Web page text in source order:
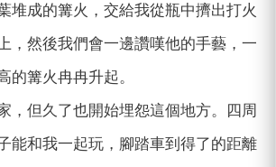
堆成的篝火，交給我從瓶中擠出打火
，然後我們會一邊讚嘆他的手藝，一
的篝火冉冉升起。
，但久了也開始埋怨這個地方。四周
能和我一起玩，腳踏車到得了的距離